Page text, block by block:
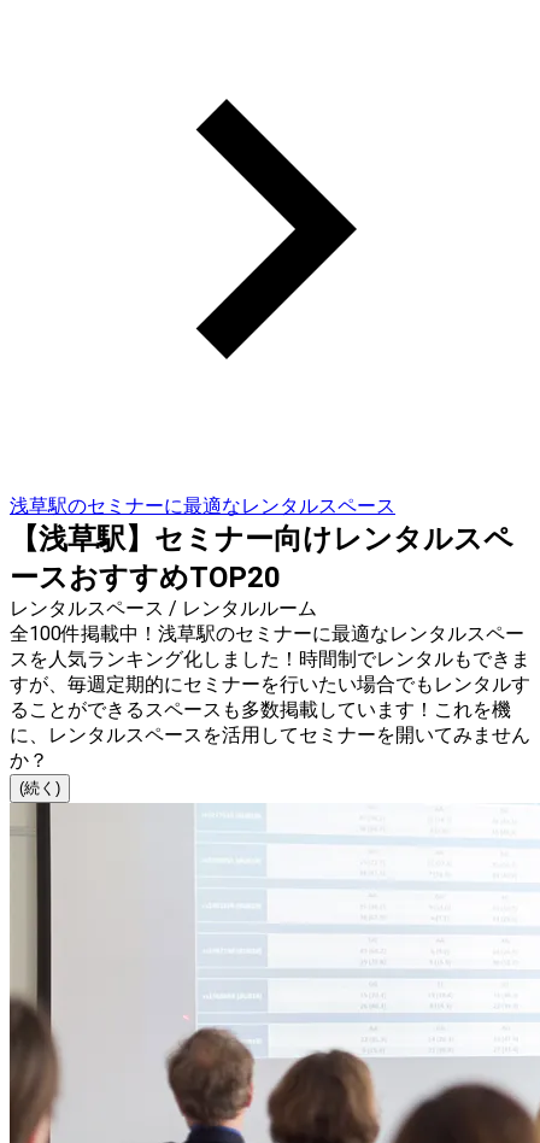
浅草駅のセミナーに最適なレンタルスペース
【浅草駅】セミナー向けレンタルスペ
ースおすすめTOP20
レンタルスペース / レンタルルーム
全100件掲載中！浅草駅のセミナーに最適なレンタルスペー
スを人気ランキング化しました！時間制でレンタルもできま
すが、毎週定期的にセミナーを行いたい場合でもレンタルす
ることができるスペースも多数掲載しています！これを機
に、レンタルスペースを活用してセミナーを開いてみません
か？
(続く)